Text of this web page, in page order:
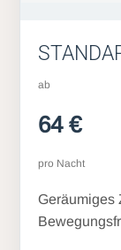
ab
64 €
pro Nacht
Geräumiges